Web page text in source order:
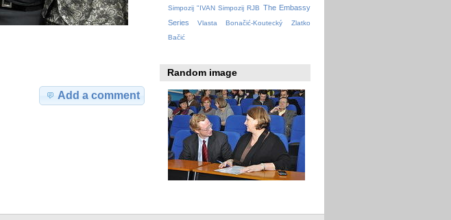
Add a comment
Simpozij "IVAN Simpozij RJB The Embassy
Series
Vlasta Bonačić-Koutecký
Zlatko
Bačić
Random image